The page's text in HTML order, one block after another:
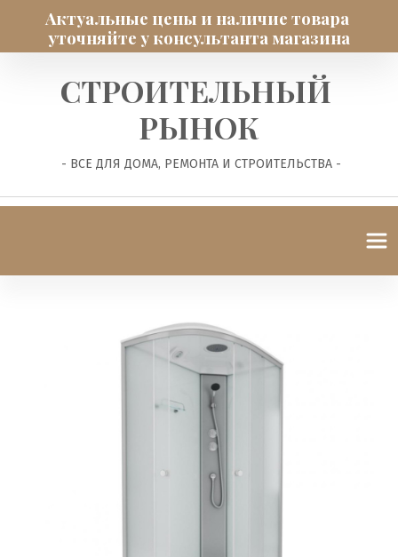
Актуальные цены и наличие товара
уточняйте у консультанта магазина
СТРОИТЕЛЬНЫЙ
РЫНОК
- ВСЕ ДЛЯ ДОМА, РЕМОНТА И СТРОИТЕЛЬСТВА -